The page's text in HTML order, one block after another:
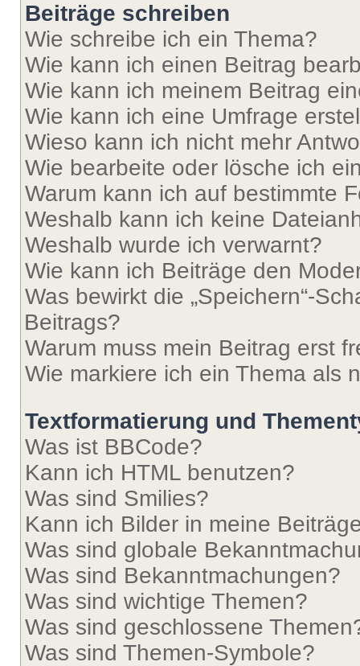
Beiträge schreiben
Wie schreibe ich ein Thema?
Wie kann ich einen Beitrag
Wie kann ich meinem Beitrag
Wie kann ich eine Umfrage
Wieso kann ich nicht mehr
Wie bearbeite oder lösche ich
Warum kann ich auf bestimmte
Weshalb kann ich keine
Weshalb wurde ich verwarnt?
Wie kann ich Beiträge den
Was bewirkt die „Speichern“-
Beitrags?
Warum muss mein Beitrag erst
Wie markiere ich ein Thema als
Textformatierung und
Was ist BBCode?
Kann ich HTML benutzen?
Was sind Smilies?
Kann ich Bilder in meine
Was sind globale
Was sind Bekanntmachungen?
Was sind wichtige Themen?
Was sind geschlossene
Was sind Themen-Symbole?